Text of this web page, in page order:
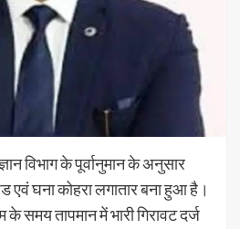
विभाग के पूर्वानुमान के अनुसार
एवं घना कोहरा लगातार बना हुआ है।
तापमान में भारी गिरावट दर्ज